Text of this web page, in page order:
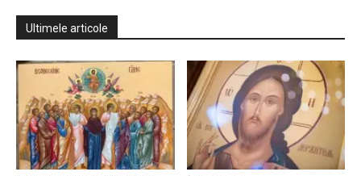
Ultimele articole